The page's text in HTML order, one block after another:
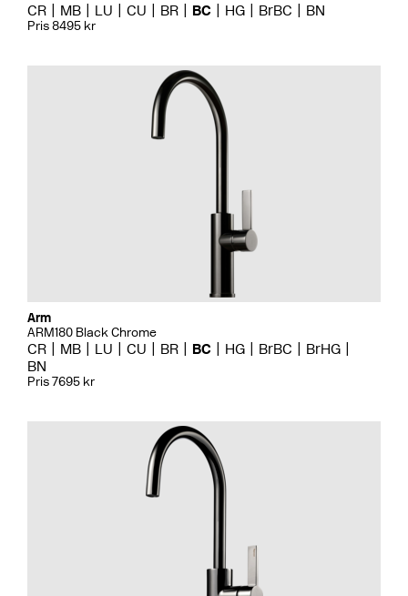
CR MB LU CU BR BC HG BrBC BN
Pris 8495 kr
Arm
ARM180 Black Chrome
CR MB LU CU BR BC HG BrBC
BrHG
BN
Pris 7695 kr